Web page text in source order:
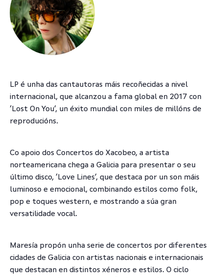
LP é unha das cantautoras máis recoñecidas a nivel
internacional, que alcanzou a fama global en 2017 con
‘Lost On You’, un éxito mundial con miles de millóns de
reproducións.
Co apoio dos Concertos do Xacobeo, a artista
norteamericana chega a Galicia para presentar o seu
último disco, ‘Love Lines’, que destaca por un son máis
luminoso e emocional, combinando estilos como folk,
pop e toques western, e mostrando a súa gran
versatilidade vocal.
Maresía propón unha serie de concertos por diferentes
cidades de Galicia con artistas nacionais e internacionais
que destacan en distintos xéneros e estilos. O ciclo